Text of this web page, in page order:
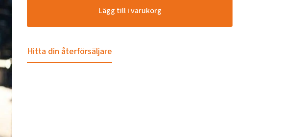
Lägg till i varukorg
Hitta din återförsäljare